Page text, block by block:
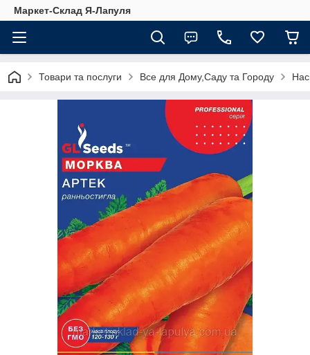
Маркет-Склад Я-Лапуля
Товари та послуги Все для Дому,Саду та Городу